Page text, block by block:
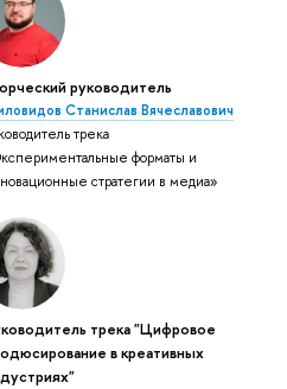
руководитель
Станислав Вячеславович
трека
форматы и
стратегии в медиа»
трека "Цифровое
в креативных